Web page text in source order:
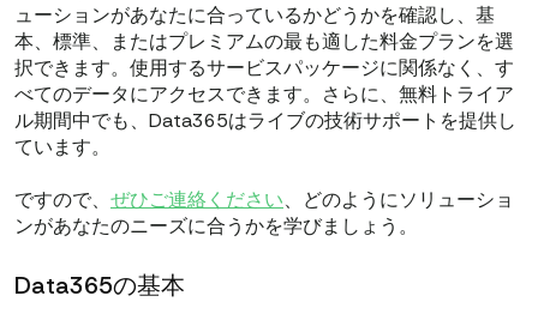
ューションがあなたに合っているかどうかを確認し、基
本、標準、またはプレミアムの最も適した料金プランを選
択できます。使用するサービスパッケージに関係なく、す
べてのデータにアクセスできます。さらに、無料トライア
ル期間中でも、Data365はライブの技術サポートを提供し
ています。
ですので、 ぜひご連絡ください、どのようにソリューショ
ンがあなたのニーズに合うかを学びましょう。
Data365の基本